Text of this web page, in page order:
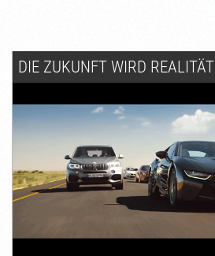
DIE ZUKUNFT WIRD REALITÄT